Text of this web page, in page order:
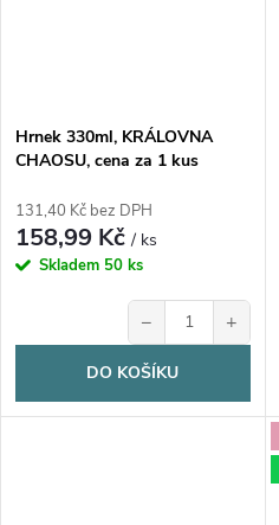
Hrnek 330ml, KRÁLOVNA
CHAOSU, cena za 1 kus
131,40 Kč bez DPH
158,99 Kč/ ks
Skladem 50 ks
− +
DO KOŠÍKU